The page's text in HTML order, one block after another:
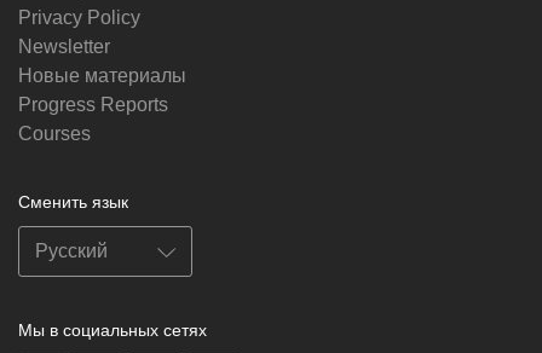
Privacy Policy
Newsletter
Новые материалы
Progress Reports
Courses
Сменить язык
Мы в социальных сетях